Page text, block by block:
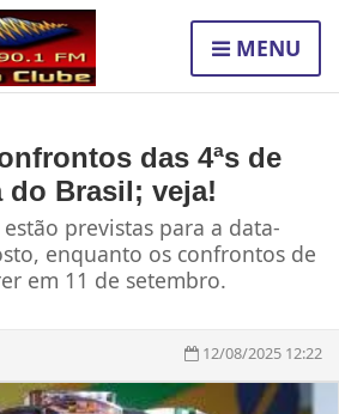
MENU
das 4ªs de
do Brasil; veja!
previstas para a data-
enquanto os confrontos de
em 11 de setembro.
12/08/2025 12:22